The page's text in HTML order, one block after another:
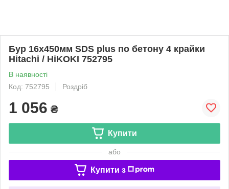
Бур 16х450мм SDS plus по бетону 4 крайки
Hitachi / HiKOKI 752795
В наявності
Код: 752795
Роздріб
1 056 ₴
Купити
або
Купити з